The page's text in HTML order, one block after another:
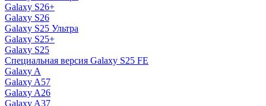
Galaxy S26+
Galaxy S26
Galaxy S25 Ультра
Galaxy S25+
Galaxy S25
Специальная версия Galaxy S25 FE
Galaxy A
Galaxy A57
Galaxy A26
Galaxy A37